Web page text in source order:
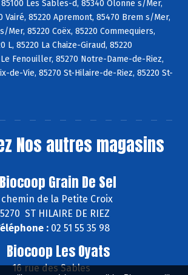
Les Sables-d, 85340 Olonne s/Mer,
Vairé, 85220 Apremont, 85470 Brem s/Mer,
85220 Coëx, 85220 Commequiers,
L, 85220 La Chaize-Giraud, 85220
Fenouiller, 85270 Notre-Dame-de-Riez,
de-Vie, 85270 St-Hilaire-de-Riez, 85220 St-
Nos autres magasins
Biocoop Grain De Sel
chemin de la Petite Croix
ST HILAIRE DE RIEZ
: 02 51 55 35 98
Biocoop Les Oyats
16 rue des Sables